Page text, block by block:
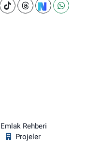
Emlak Rehberi
Projeler